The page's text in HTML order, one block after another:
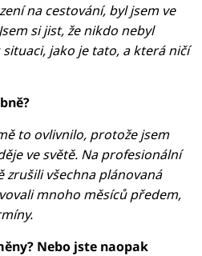
na cestování, byl jsem ve
si jist, že nikdo nebyl
jako je tato, a která ničí
to ovlivnilo, protože jsem
ve světě. Na profesionální
zrušili všechna plánovaná
mnoho měsíců předem,
Nebo jste naopak